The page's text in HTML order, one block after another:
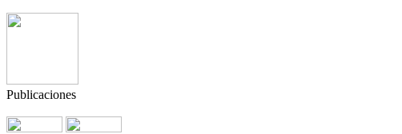
Publicaciones